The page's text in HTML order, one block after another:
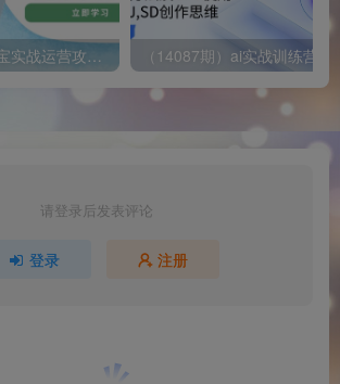
（14025期）淘宝实战运营攻略：店铺基础优化、直通车推广、爆款打造、客服管理、搜…
请登录后发表评论
登录 注册